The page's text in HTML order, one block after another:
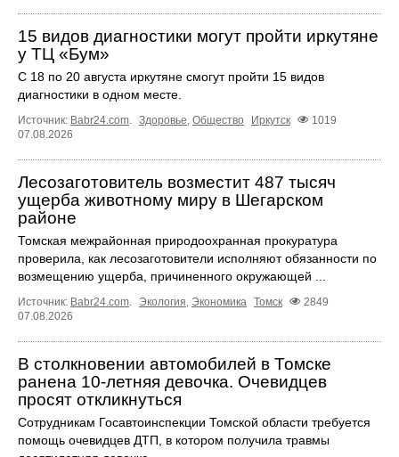
15 видов диагностики могут пройти иркутяне
у ТЦ «Бум»
С 18 по 20 августа иркутяне смогут пройти 15 видов
диагностики в одном месте.
Источник: Babr24.com. Здоровье, Общество Иркутск
1019
07.08.2026
Лесозаготовитель возместит 487 тысяч
ущерба животному миру в Шегарском
районе
Томская межрайонная природоохранная прокуратура
проверила, как лесозаготовители исполняют обязанности по
возмещению ущерба, причиненного окружающей ...
Источник: Babr24.com. Экология, Экономика Томск
2849
07.08.2026
В столкновении автомобилей в Томске
ранена 10-летняя девочка. Очевидцев
просят откликнуться
Сотрудникам Госавтоинспекции Томской области требуется
помощь очевидцев ДТП, в котором получила травмы